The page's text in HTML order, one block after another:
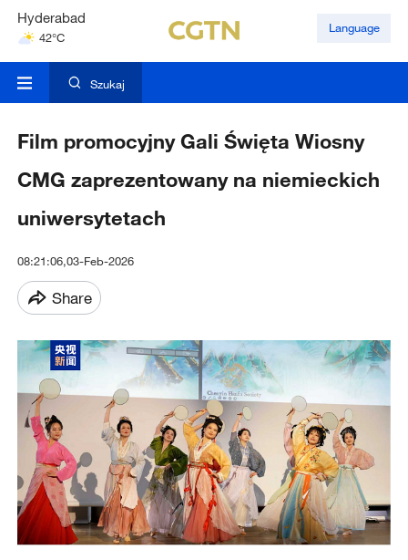
Hyderabad
42°C
Mumbai
Language
Szukaj
Film promocyjny Gali Święta Wiosny
CMG zaprezentowany na niemieckich
uniwersytetach
08:21:06,03-Feb-2026
Share